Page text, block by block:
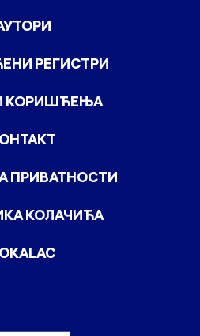
РЕГИСТРИ
КОРИШЋЕЊА
ПРИВАТНОСТИ
КОЛАЧИЋА